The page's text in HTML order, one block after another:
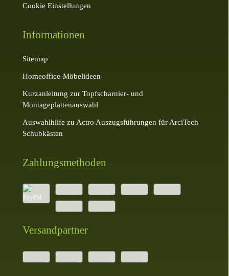
Cookie Einstellungen
Informationen
Sitemap
Homeoffice-Möbelideen
Kurzanleitung zur Topfscharnier- und
Montageplattenauswahl
Auswahlhilfe zu Actro Auszugsführungen für ArciTech
Schubkästen
Zahlungsmethoden
Versandpartner